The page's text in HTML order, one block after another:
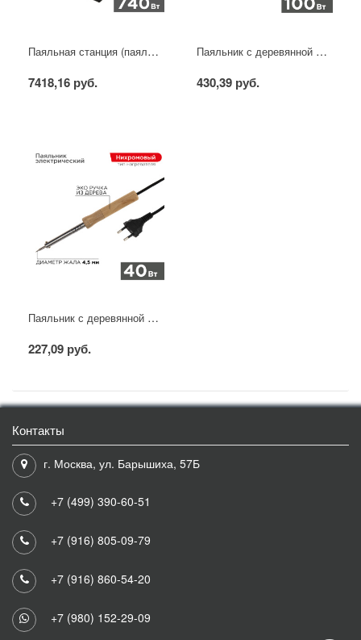
Паяльная станция (паяльник + фен), модель R852AD+, 100-500°C, LED дисплей REXANT
7418,16 руб.
Паяльник с деревянной ручкой, серия WOOD, 100Вт, 230В, блистер PROconnect
430,39 руб.
Паяльник с деревянной ручкой, серия WOOD, 40Вт, 230В, блистер PROconnect
227,09 руб.
Контакты
г. Москва, ул. Барышиха, 57Б
+7 (499) 390-60-51
+7 (916) 805-09-79
+7 (916) 860-54-20
+7 (980) 152-29-09